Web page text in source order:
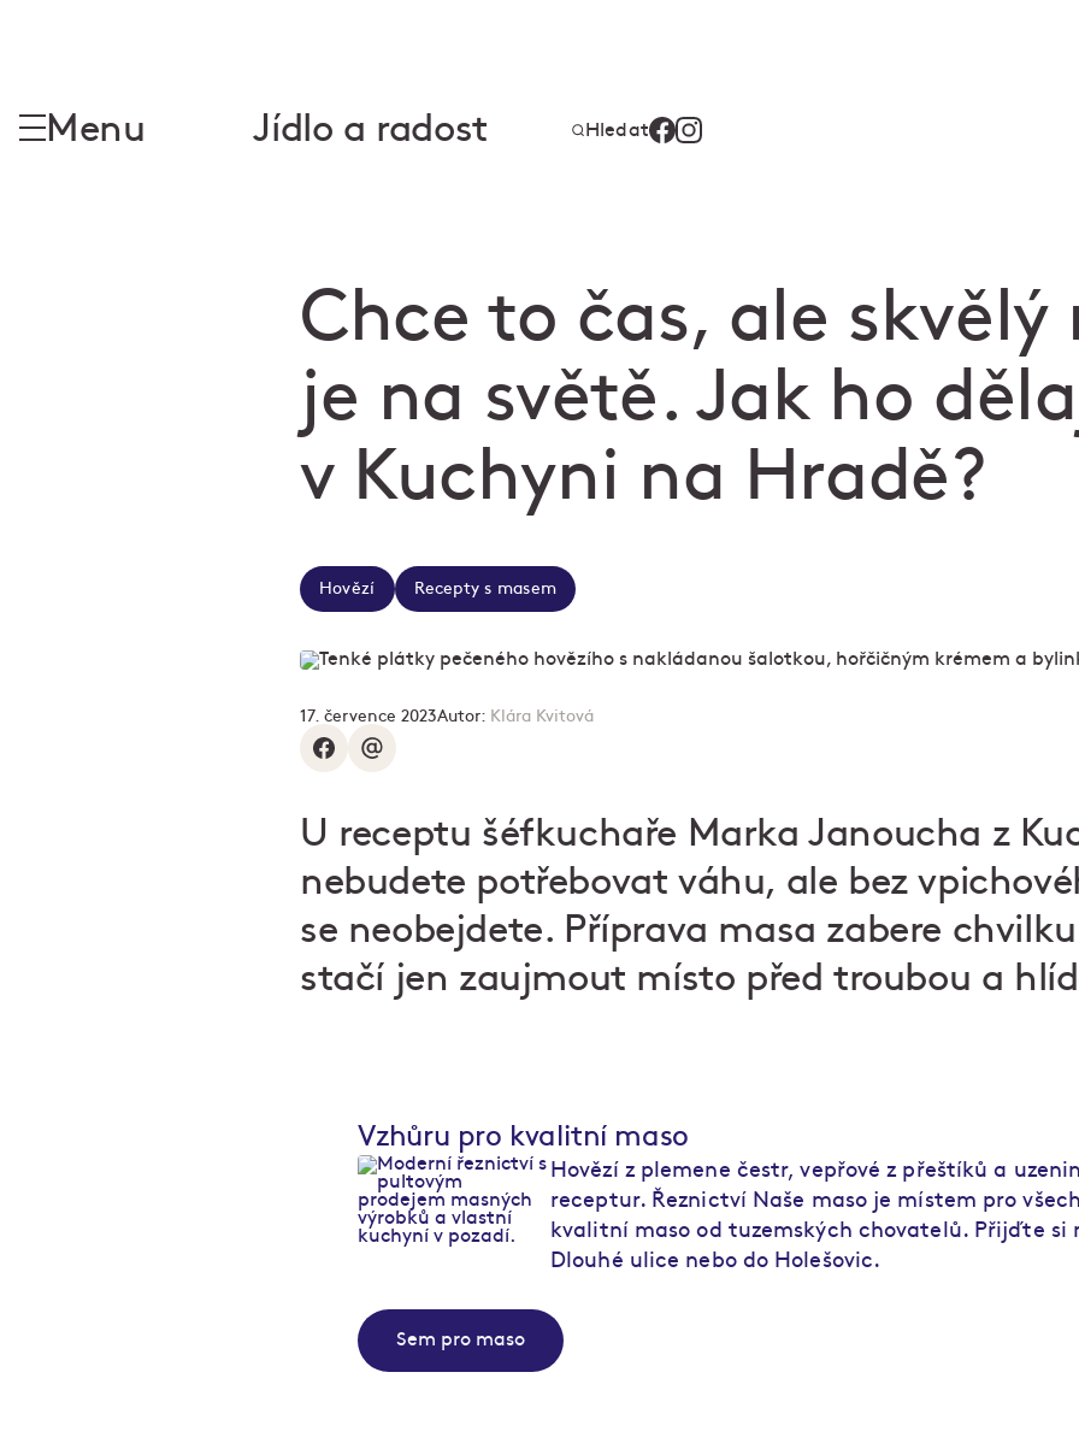
Menu Jídlo a radost Hledat
Chce to čas, ale
je na světě. Jak ho
v Kuchyni na Hradě?
Hovězí Recepty s masem
17. července 2023Autor: Klára Kvitová
U receptu šéfkuchaře Marka Janoucha z
nebudete potřebovat váhu, ale bez
se neobejdete. Příprava masa zabere chvilku
stačí jen zaujmout místo před troubou a
Vzhůru pro kvalitní maso
Hovězí z plemene čestr, vepřové z přeštíků a
receptur. Řeznictví Naše maso je místem pro
kvalitní maso od tuzemských chovatelů. Přijďte si
Dlouhé ulice nebo do Holešovic.
Sem pro maso